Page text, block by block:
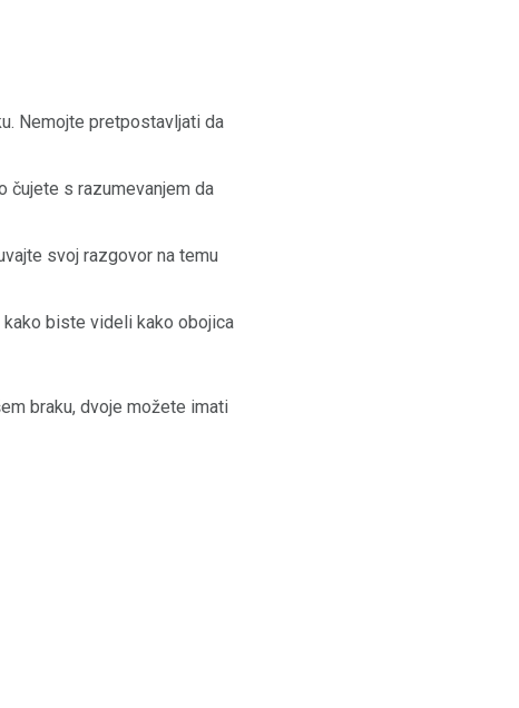
Nemojte pretpostavljati da
čujete s razumevanjem da
svoj razgovor na temu
biste videli kako obojica
braku, dvoje možete imati